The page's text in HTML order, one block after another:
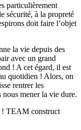
particulièrement
sécurité, à la propreté
doit faire l’objet
la vie depuis des
avec un grand
! A cet égard, il est
quotidien ! Alors, on
rentrer les
nous mener la vie dure.
! TEAM construct